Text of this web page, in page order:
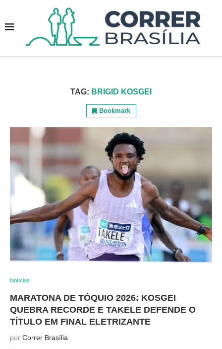
TAG: BRIGID KOSGEI
Bookmark
Notícias
MARATONA DE TÓQUIO 2026: KOSGEI
QUEBRA RECORDE E TAKELE DEFENDE O
TÍTULO EM FINAL ELETRIZANTE
por Correr Brasília